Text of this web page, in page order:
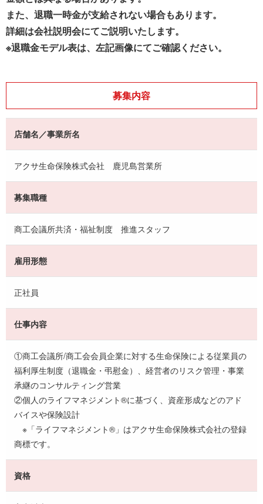
また、退職一時金が支給されない場合もあります。
詳細は会社説明会にてご説明いたします。
※退職金モデル表は、左記画像にてご確認ください。
募集内容
店舗名／事業所名
アクサ生命保険株式会社 鹿児島営業所
募集職種
商工会議所共済・福祉制度 推進スタッフ
雇用形態
正社員
仕事内容
①商工会議所/商工会会員企業に対する生命保険による従業員の
福利厚生制度（退職金・弔慰金）、経営者のリスク管理・事業
承継のコンサルティング営業
②個人のライフマネジメント®に基づく、資産形成などのアド
バイスや保険設計
※「ライフマネジメント®」はアクサ生命保険株式会社の登録
商標です。
資格